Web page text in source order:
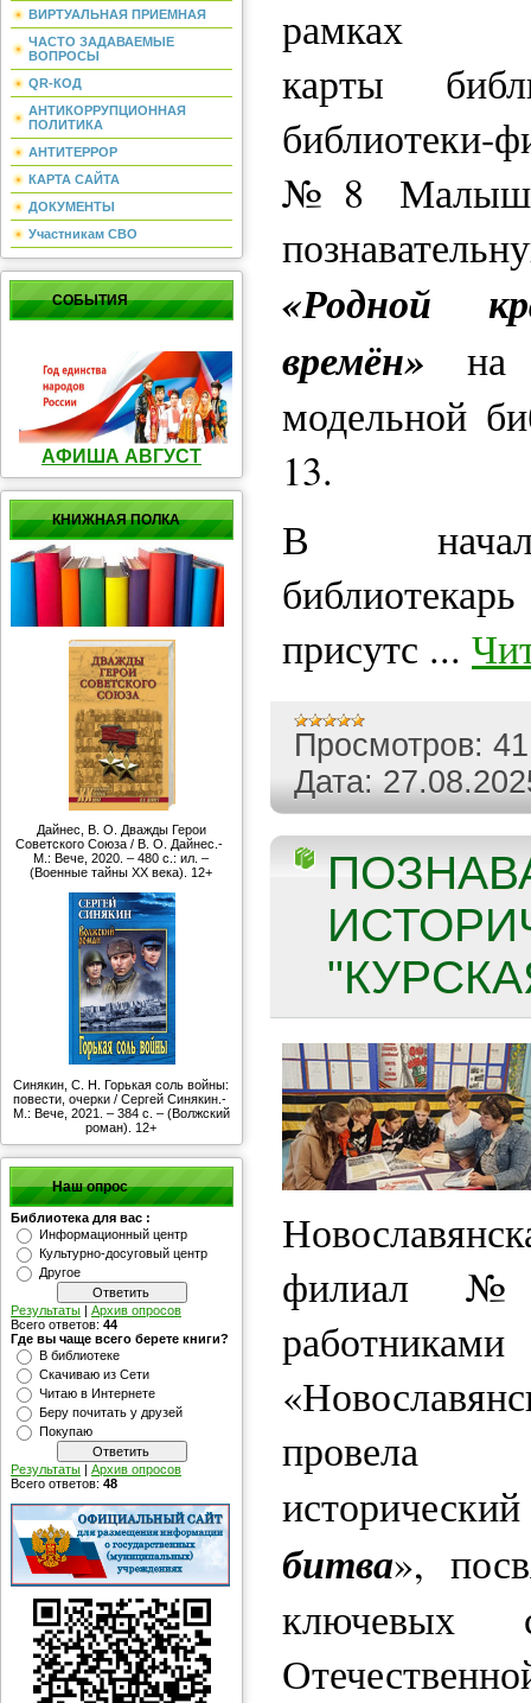
ВИРТУАЛЬНАЯ ПРИЕМНАЯ
ЧАСТО ЗАДАВАЕМЫЕ
ВОПРОСЫ
QR-КОД
АНТИКОРРУПЦИОННАЯ
ПОЛИТИКА
АНТИТЕРРОР
КАРТА САЙТА
ДОКУМЕНТЫ
Участникам СВО
СОБЫТИЯ
АФИША АВГУСТ
КНИЖНАЯ ПОЛКА
Дайнес, В. О. Дважды Герои
Советского Союза / В. О. Дайнес.-
М.: Вече, 2020. – 480 с.: ил. –
(Военные тайны ХХ века). 12+
Синякин, С. Н. Горькая соль войны:
повести, очерки / Сергей Синякин.-
М.: Вече, 2021. – 384 с. – (Волжский
роман). 12+
Наш опрос
Библиотека для вас :
Информационный центр
Культурно-досуговый центр
Другое
Результаты | Архив опросов
Всего ответов: 44
Где вы чаще всего берете книги?
В библиотеке
Скачиваю из Сети
Читаю в Интернете
Беру почитать у друзей
Покупаю
Результаты | Архив опросов
Всего ответов: 48
рамках
карты
библиотеки-
№8
«Родной
времён»на
модельной
13.
В
присутс ...
Просмотров: 41
Дата:
филиал
провела
битва»,
ключевых